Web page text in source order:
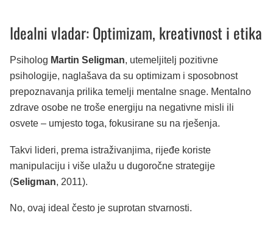
Idealni vladar: Optimizam, kreativnost i etika
Psiholog Martin Seligman, utemeljitelj pozitivne
psihologije, naglašava da su optimizam i sposobnost
prepoznavanja prilika temelji mentalne snage. Mentalno
zdrave osobe ne troše energiju na negativne misli ili
osvete – umjesto toga, fokusirane su na rješenja.
Takvi lideri, prema istraživanjima, rijeđe koriste
manipulaciju i više ulažu u dugoročne strategije
(Seligman, 2011).
No, ovaj ideal često je suprotan stvarnosti.